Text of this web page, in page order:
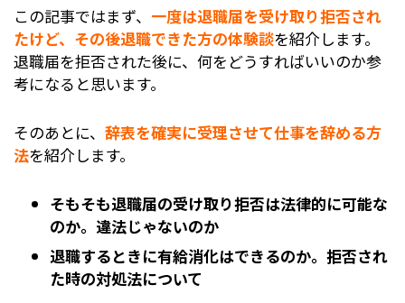
この記事ではまず、 一度は退職届を受け取り拒否され
たけど、その後退職できた方の体験談を紹介します。
退職届を拒否された後に、何をどうすればいいのか参
考になると思います。
そのあとに、 辞表を確実に受理させて仕事を辞める方
法を紹介します。
そもそも退職届の受け取り拒否は法律的に可能な
のか。違法じゃないのか
退職するときに有給消化はできるのか。拒否され
た時の対処法について